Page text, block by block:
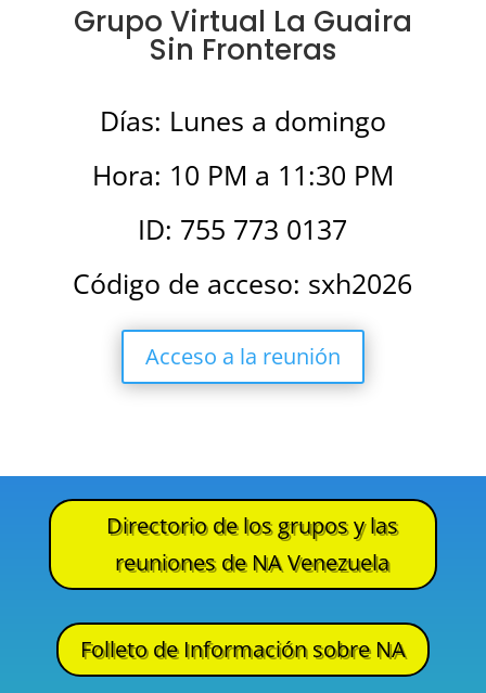
Grupo Virtual La Guaira
Sin Fronteras
Días: Lunes a domingo
Hora: 10 PM a 11:30 PM
ID: 755 773 0137
Código de acceso: sxh2026
Acceso a la reunión
Directorio de los grupos y las
reuniones de NA Venezuela
Folleto de Información sobre NA